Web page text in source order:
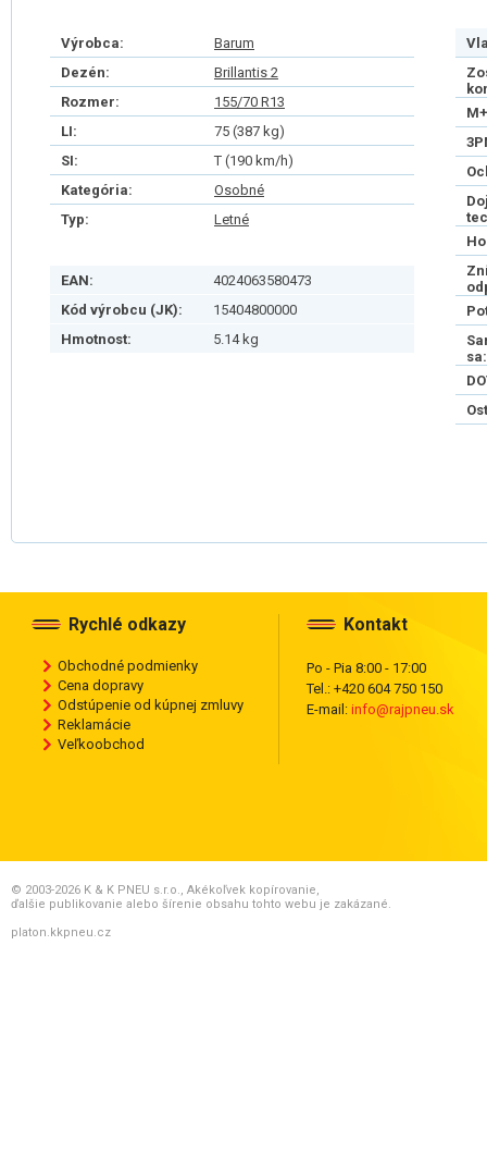
Výrobca:
Barum
Dezén:
Brillantis 2
Rozmer:
155/70 R13
LI:
75 (387 kg)
SI:
T (190 km/h)
Kategória:
Osobné
Typ:
Letné
EAN:
4024063580473
Kód výrobcu (JK):
15404800000
Hmotnost:
5.14 kg
sa:
Rychlé odkazy
Obchodné podmienky
Cena dopravy
Odstúpenie od kúpnej zmluvy
Reklamácie
Veľkoobchod
Kontakt
Po - Pia 8:00 - 17:00
Tel.: +420 604 750 150
E-mail: info@rajpneu.sk
© 2003-2026 K & K PNEU s.r.o., Akékoľvek kopírovanie,
ďalšie publikovanie alebo šírenie obsahu tohto webu je zakázané.
platon.kkpneu.cz